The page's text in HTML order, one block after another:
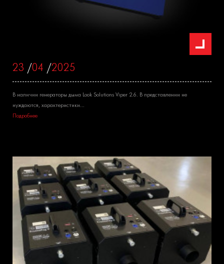
23 /04 /2025
В наличии генераторы дыма Look Solutions Viper 2.6. В представлении не
нуждаются, характеристики...
Подробнее